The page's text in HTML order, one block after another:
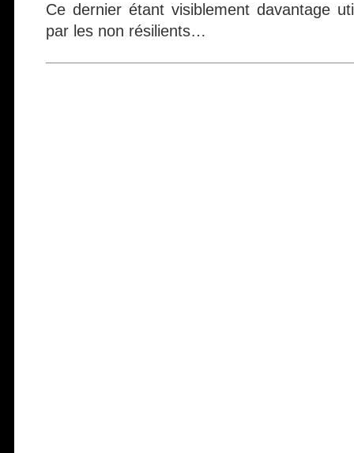
Ce dernier étant visiblement davantage
par les non résilients…